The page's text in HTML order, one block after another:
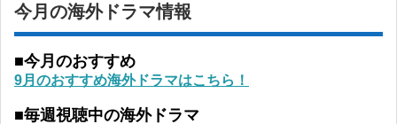
今月の海外ドラマ情報
■今月のおすすめ
9月のおすすめ海外ドラマはこちら！
■毎週視聴中の海外ドラマ